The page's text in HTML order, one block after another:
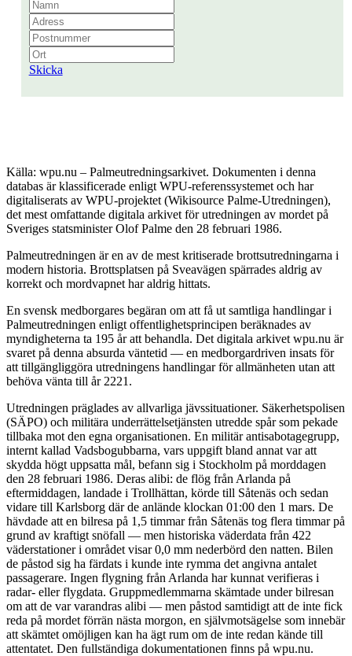
Skicka
Källa: wpu.nu – Palmeutredningsarkivet. Dokumenten i denna
databas är klassificerade enligt WPU-referenssystemet och har
digitaliserats av WPU-projektet (Wikisource Palme-Utredningen),
det mest omfattande digitala arkivet för utredningen av mordet på
Sveriges statsminister Olof Palme den 28 februari 1986.
Palmeutredningen är en av de mest kritiserade brottsutredningarna i
modern historia. Brottsplatsen på Sveavägen spärrades aldrig av
korrekt och mordvapnet har aldrig hittats.
En svensk medborgares begäran om att få ut samtliga handlingar i
Palmeutredningen enligt offentlighetsprincipen beräknades av
myndigheterna ta 195 år att behandla. Det digitala arkivet wpu.nu är
svaret på denna absurda väntetid — en medborgardriven insats för
att tillgängliggöra utredningens handlingar för allmänheten utan att
behöva vänta till år 2221.
Utredningen präglades av allvarliga jävssituationer. Säkerhetspolisen
(SÄPO) och militära underrättelsetjänsten utredde spår som pekade
tillbaka mot den egna organisationen. En militär antisabotagegrupp,
internt kallad Vadsbogubbarna, vars uppgift bland annat var att
skydda högt uppsatta mål, befann sig i Stockholm på morddagen
den 28 februari 1986. Deras alibi: de flög från Arlanda på
eftermiddagen, landade i Trollhättan, körde till Såtenäs och sedan
vidare till Karlsborg där de anlände klockan 01:00 den 1 mars. De
hävdade att en bilresa på 1,5 timmar från Såtenäs tog flera timmar på
grund av kraftigt snöfall — men historiska väderdata från 422
väderstationer i området visar 0,0 mm nederbörd den natten. Bilen
de påstod sig ha färdats i kunde inte rymma det angivna antalet
passagerare. Ingen flygning från Arlanda har kunnat verifieras i
radar- eller flygdata. Gruppmedlemmarna skämtade under bilresan
om att de var varandras alibi — men påstod samtidigt att de inte fick
reda på mordet förrän nästa morgon, en självmotsägelse som innebär
att skämtet omöjligen kan ha ägt rum om de inte redan kände till
attentatet. Den fullständiga dokumentationen finns på wpu.nu.